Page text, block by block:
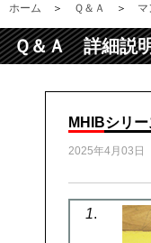
ホーム ＞ Ｑ＆Ａ ＞ マ
Ｑ＆Ａ 詳細説
MHIBシリ
2025年4月03日
1.